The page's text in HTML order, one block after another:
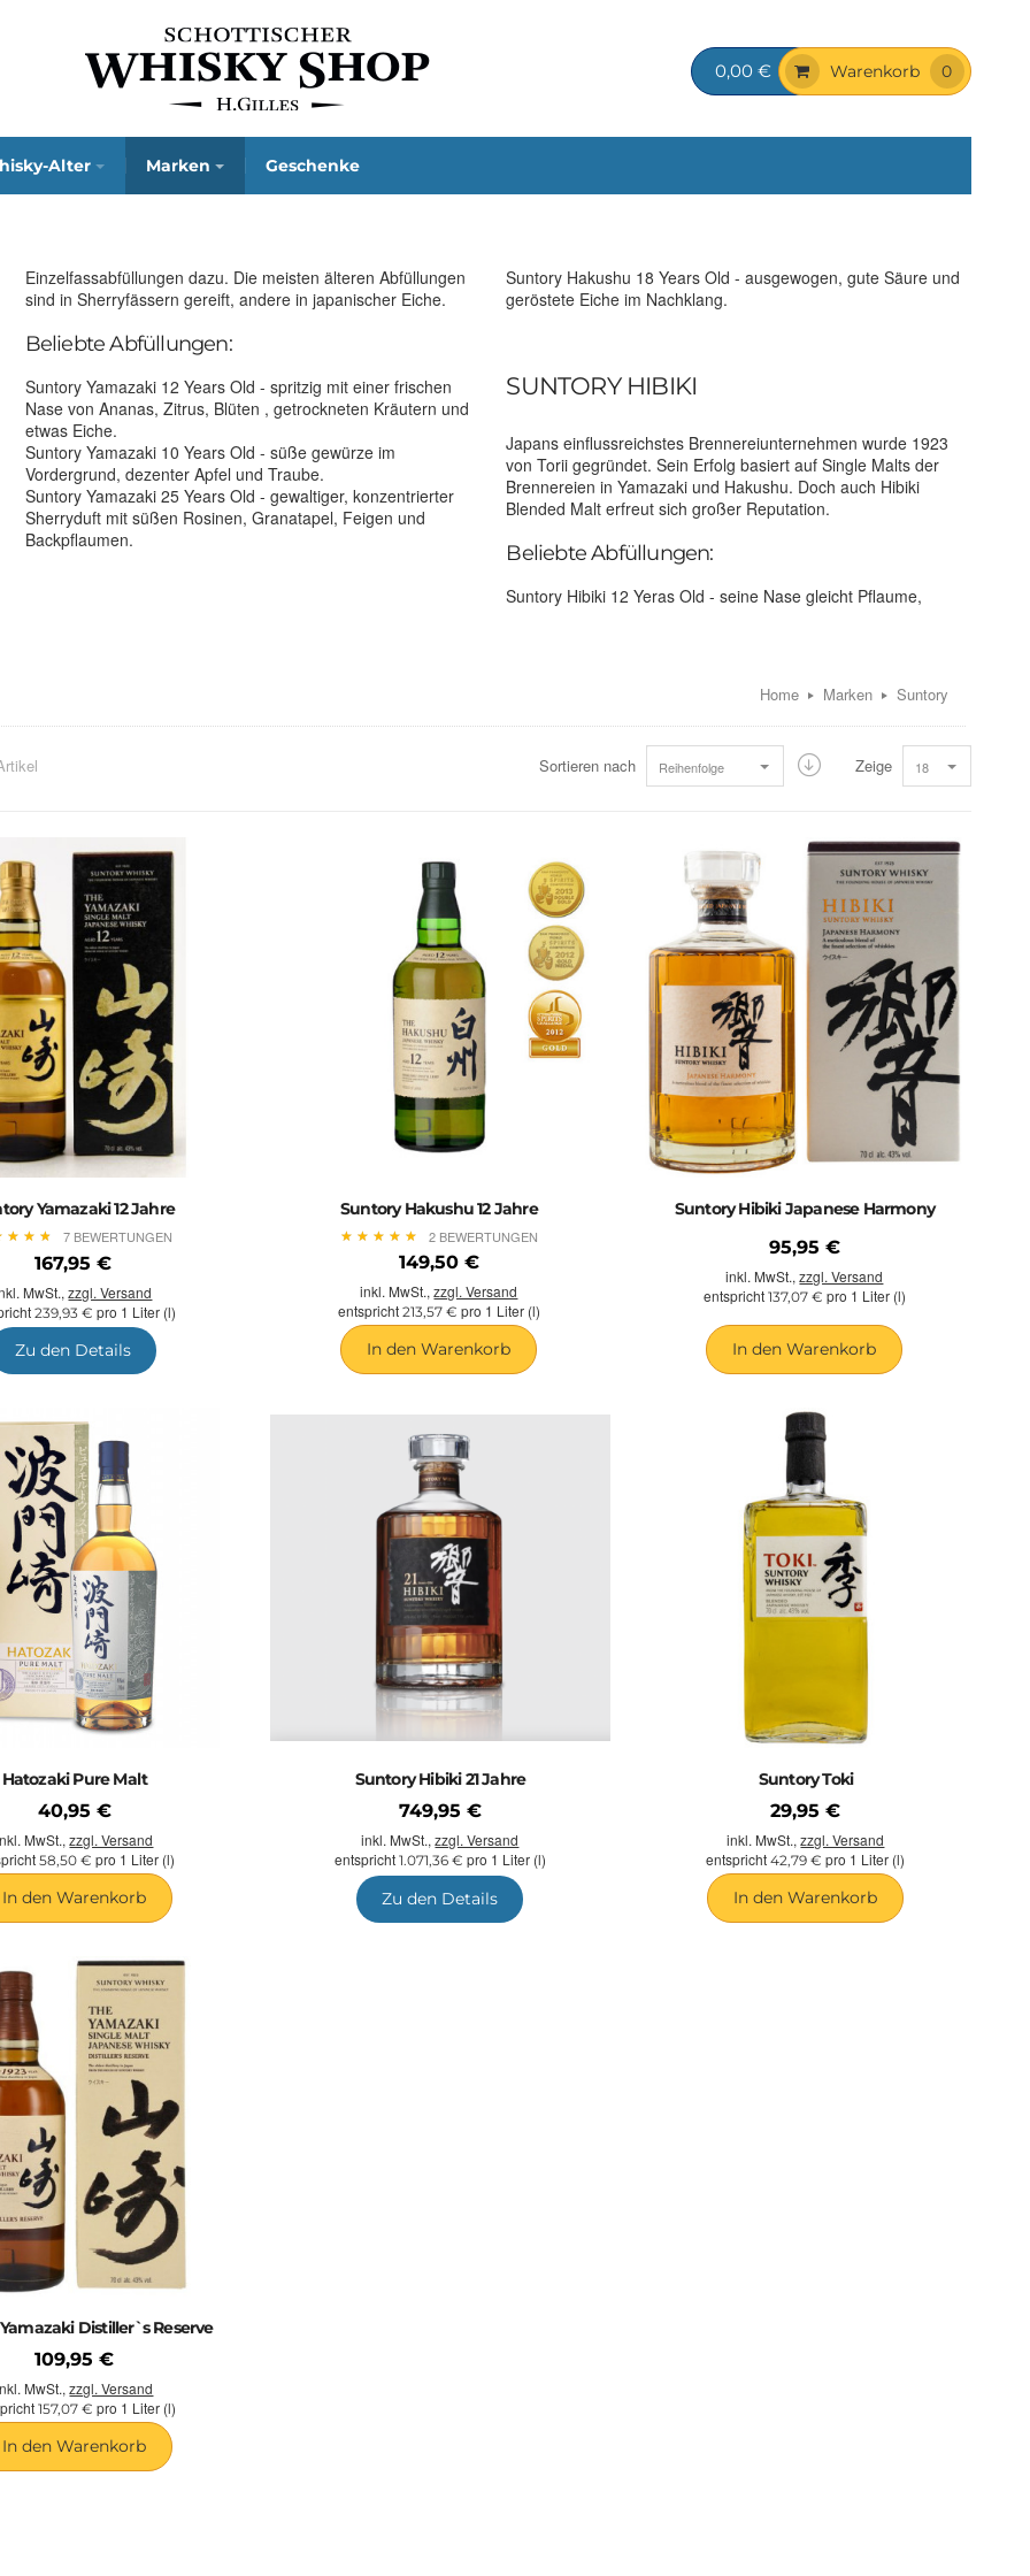
0,00 € Warenkorb 0
Alter Marken Geschenke
Einzelfassabfüllungen dazu. Die meisten älteren Abfüllungen
sind in Sherryfässern gereift, andere in japanischer Eiche.
Beliebte Abfüllungen:
Suntory Yamazaki 12 Years Old - spritzig mit einer frischen
Nase von Ananas, Zitrus, Blüten , getrockneten Kräutern und
etwas Eiche.
Suntory Yamazaki 10 Years Old - süße gewürze im
Vordergrund, dezenter Apfel und Traube.
Suntory Yamazaki 25 Years Old - gewaltiger, konzentrierter
Sherryduft mit süßen Rosinen, Granatapel, Feigen und
Backpflaumen.
Destillerie war einst die größte Malt-Brennerei der Welt. Hier
produziert werden. Die Destillerie wurde 1973 gegründet und
eine vergleichbare Palette an Formen und Größen von Pot
Stills. Für die Abfüllungen von Hakushu wird importiertes Malz
aus Schottland und Irland verwendet. Die Whiskies sind leicht,
fein und frisch, obwohl es auch rauchige und schwere Varianten
gibt.
Beliebte Abfüllungen:
Suntory Hakushu 10 Yeras Old - leichter Charakter mit einer
etwas floralen Note.
Suntory Hakushu 12 Years Old - kühle Nase mit zunehmender
Minze; im Geschmack süß.
Suntory Hakushu 18 Years Old - ausgewogen, gute Säure und
geröstete Eiche im Nachklang.
SUNTORY HIBIKI
Japans einflussreichstes Brennereiunternehmen wurde 1923
von Torii gegründet. Sein Erfolg basiert auf Single Malts der
Brennereien in Yamazaki und Hakushu. Doch auch Hibiki
Blended Malt erfreut sich großer Reputation.
Beliebte Abfüllungen:
Suntory Hibiki 12 Yeras Old - seine Nase gleicht Pflaume,
Suntory Hibiki 21 Years Old - tief und sinnlich, mit der Dichte
und dem Aroma gealterter Whiskies.
Suntory Hibiki 30 Years Old - gewaltig im Aroma, mit einer
Mischung verschiedenster Früchte.
HERSTELLERINFORMATION - SUNTORY
Firma
2-3-3 Daiba, Minato-ku
Tokyo
135-8631,Japan
Telefon
+81 3 5579 1000
Homepage
http://www.suntory.com/
Kategorie mit Suntory
World Whisky
SUNTORY PRODUKTE
Home Marken Suntory
Zeige 18
Sortieren nach Reihenfolge
Yamazaki 12 Jahre
★ ★ ★
★ ★ ★ 7 BEWERTUNGEN
167,95 €
MwSt.,zzgl. Versand
239,93 € pro 1 Liter (l)
Zu den Details
Suntory Hakushu 12 Jahre
★ ★ ★ ★ ★
★ ★ ★ ★ ★ 2 BEWERTUNGEN
149,50 €
inkl. MwSt.,zzgl. Versand
entspricht 213,57 € pro 1 Liter (l)
In den Warenkorb
Suntory Hibiki Japanese Harmony
95,95 €
inkl. MwSt.,zzgl. Versand
entspricht 137,07 € pro 1 Liter (l)
In den Warenkorb
Hatozaki Pure Malt
40,95 €
MwSt.,zzgl. Versand
58,50 € pro 1 Liter (l)
In den Warenkorb
Suntory Hibiki 21 Jahre
749,95 €
inkl. MwSt.,zzgl. Versand
entspricht 1.071,36 € pro 1 Liter (l)
Zu den Details
Suntory Toki
29,95 €
inkl. MwSt.,zzgl. Versand
entspricht42,79 € pro 1 Liter (l)
In den Warenkorb
Distiller`s Reserve
109,95 €
MwSt.,zzgl. Versand
157,07 € pro 1 Liter (l)
In den Warenkorb